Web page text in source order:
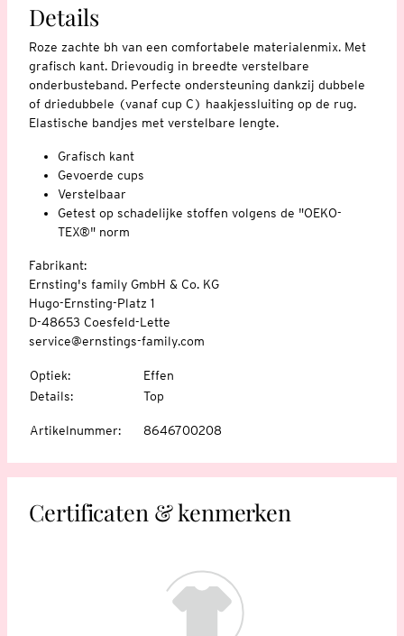
Details
Roze zachte bh van een comfortabele materialenmix. Met
grafisch kant. Drievoudig in breedte verstelbare
onderbusteband. Perfecte ondersteuning dankzij dubbele
of driedubbele (vanaf cup C) haakjessluiting op de rug.
Elastische bandjes met verstelbare lengte.
Grafisch kant
Gevoerde cups
Verstelbaar
Getest op schadelijke stoffen volgens de "OEKO-
TEX®" norm
Fabrikant:
Ernsting's family GmbH & Co. KG
Hugo-Ernsting-Platz 1
D-48653 Coesfeld-Lette
service@ernstings-family.com
Optiek:
Effen
Details: Top
Artikelnummer: 8646700208
Certificaten & kenmerken